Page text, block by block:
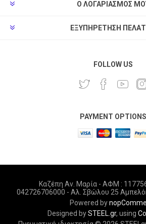
Ο ΛΟΓΑΡΙΑΣΜΌΣ
ΕΞΥΠΗΡΈΤΗΣΗ
FOLLOW US
PAYMENT OPTIONS
Καζέπη Αν. Μαρία - ΑΦΜ :
042726706000 - Αλ. Σβώλου 25
Powered by
Designed bySTEEL.gr, using